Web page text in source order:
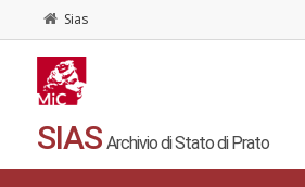
Sias
SIAS Archivio di Stato di Prato